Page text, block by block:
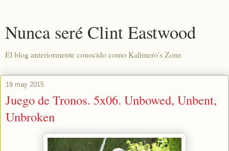
Nunca seré Clint Eastwood
El blog anteriormente conocido como Kalimero's Zone
19 may 2015
Juego de Tronos. 5x06. Unbowed, Unbent,
Unbroken